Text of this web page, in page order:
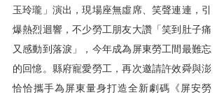
玉玲瓏」演出，現場座無虛席、笑聲連連，引
爆熱烈迴響，不少勞工朋友大讚「笑到肚子痛
又感動到落淚」，今年成為屏東勞工間最難忘
的回憶。縣府寵愛勞工，再次邀請許效舜與澎
恰恰攜手為屏東量身打造全新劇碼《屏安勞